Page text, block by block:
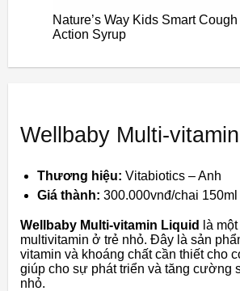
Nature’s Way Kids Smart
Action Syrup
Wellbaby Multi-
Thương hiệu: Vitabiotics – Anh
Giá thành: 300.000vnđ/chai 150ml
Wellbaby Multi-vitamin Liquid
là
multivitamin ở trẻ nhỏ. Đây là sản
vitamin và khoáng chấtcần thiết cho
giúp cho sự phát triển và tăng cường
nhỏ.